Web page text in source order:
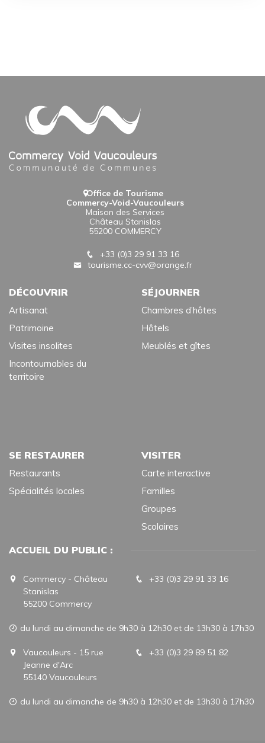
Office de Tourisme
Commercy-Void-Vaucouleurs
Maison des Services
Château Stanislas
55200 COMMERCY
+33 (0)3 29 91 33 16
tourisme.cc-cvv@orange.fr
DÉCOUVRIR
Artisanat
Patrimoine
Visites insolites
Incontournables du
territoire
SÉJOURNER
Chambres d’hôtes
Hôtels
Meublés et gîtes
SE RESTAURER
Restaurants
Spécialités locales
VISITER
Carte interactive
Familles
Groupes
Scolaires
ACCUEIL DU PUBLIC :
Commercy - Château
Stanislas
55200 Commercy
+33 (0)3 29 91 33 16
du lundi au dimanche de 9h30 à 12h30 et de 13h30 à 17h30
Vaucouleurs - 15 rue
Jeanne d'Arc
55140 Vaucouleurs
+33 (0)3 29 89 51 82
du lundi au dimanche de 9h30 à 12h30 et de 13h30 à 17h30